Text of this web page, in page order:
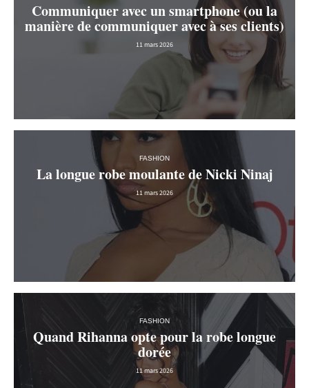
Communiquer avec un smartphone (ou la
manière de communiquer avec à ses clients)
11 mars 2026
FASHION
La longue robe moulante de Nicki Ninaj
11 mars 2026
FASHION
Quand Rihanna opte pour la robe longue
dorée
11 mars 2026